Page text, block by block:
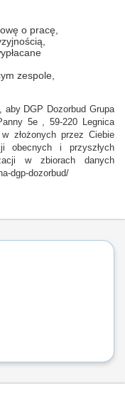
o pracę,
zespole,
DGP Dozorbud Grupa
5e , 59-220 Legnica
złożonych przez Ciebie
obecnych i przyszłych
w zbiorach danych
dgp-dozorbud/